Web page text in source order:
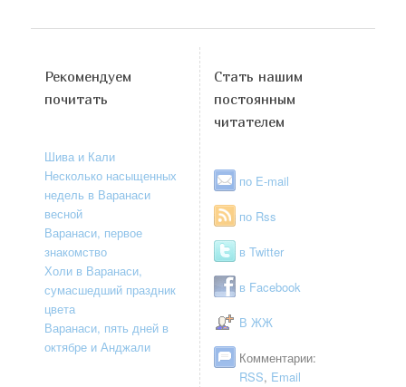
Рекомендуем
почитать
Шива и Кали
Несколько насыщенных
недель в Варанаси
весной
Варанаси, первое
знакомство
Холи в Варанаси,
сумасшедший праздник
цвета
Варанаси, пять дней в
октябре и Анджали
Стать нашим
постоянным
читателем
по E-mail
по Rss
в Twitter
в Facebook
В ЖЖ
Комментарии:
RSS, Email